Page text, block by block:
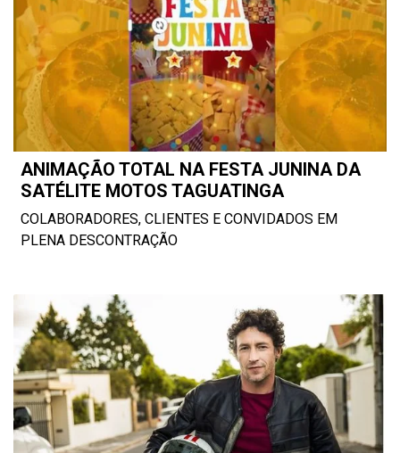
ANIMAÇÃO TOTAL NA FESTA JUNINA DA
SATÉLITE MOTOS TAGUATINGA
COLABORADORES, CLIENTES E CONVIDADOS EM
PLENA DESCONTRAÇÃO